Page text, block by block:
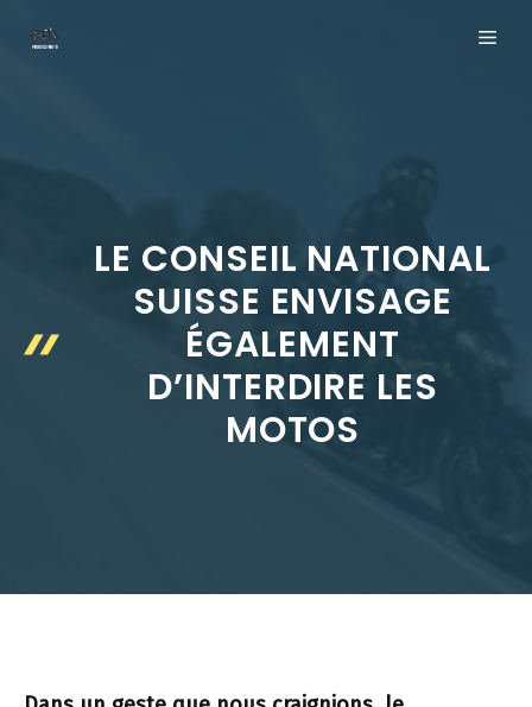
LE CONSEIL NATIONAL
SUISSE ENVISAGE
ÉGALEMENT
D’INTERDIRE LES
MOTOS